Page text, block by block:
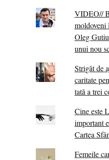
VIDEO//
moldoveni
Oleg
unui nou
Strigăt de
caritate
tată a trei
Cine este
important
Cartea
Femeile